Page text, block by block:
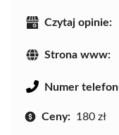
Czytaj opinie:
Strona www:
Numer
Ceny: 180 zł